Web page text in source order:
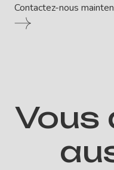
Contactez-nous
Vous